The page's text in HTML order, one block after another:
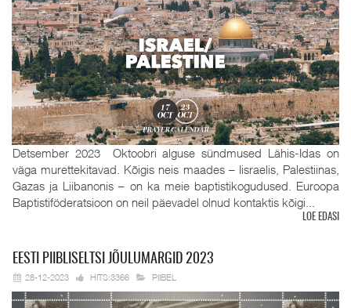
Detsember 2023 Oktoobri alguse sündmused Lähis-Idas on
väga murettekitavad. Kõigis neis maades – Iisraelis, Palestiinas,
Gazas ja Liibanonis – on ka meie baptistikogudused. Euroopa
Baptistiföderatsioon on neil päevadel olnud kontaktis kõigi...
LOE EDASI
EESTI PIIBLISELTSI JÕULUMARGID 2023
28-12-2023 HITS:3366 PIIBEL